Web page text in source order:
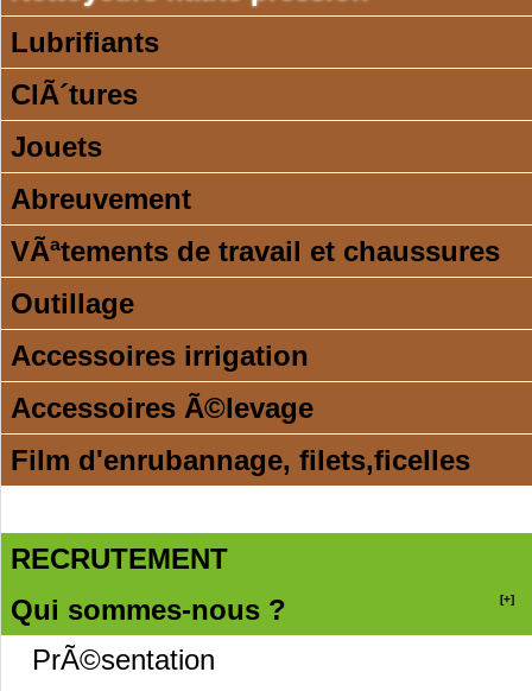
Lubrifiants
ClÃ´tures
Jouets
Abreuvement
VÃªtements de travail et chaussures
Outillage
Accessoires irrigation
Accessoires Ã©levage
Film d'enrubannage, filets,ficelles
RECRUTEMENT
[+]
Qui sommes-nous ?
PrÃ©sentation